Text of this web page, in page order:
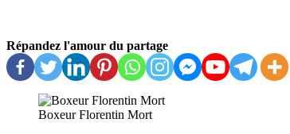
Répandez l'amour du partage
Boxeur Florentin Mort